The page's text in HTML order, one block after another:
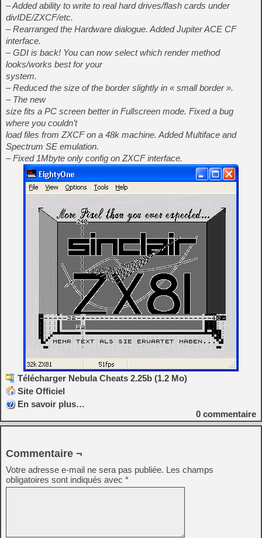
– Added ability to write to real hard drives/flash cards under
divIDE/ZXCF/etc.
– Rearranged the Hardware dialogue. Added Jupiter ACE CF
interface.
– GDI is back! You can now select which render method
looks/works best for your
system.
– Reduced the size of the border slightly in « small border ».
– The new
size fits a PC screen better in Fullscreen mode. Fixed a bug
where you couldn’t
load files from ZXCF on a 48k machine. Added Multiface and
Spectrum SE emulation.
– Fixed 1Mbyte only config on ZXCF interface.
Télécharger Nebula Cheats 2.25b (1.2 Mo)
Site Officiel
En savoir plus…
0 commentaire
Commentaire ¬
Votre adresse e-mail ne sera pas publiée. Les champs
obligatoires sont indiqués avec *